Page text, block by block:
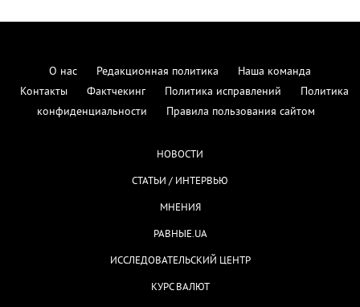
О нас Редакционная политика
Наша команда
Контакты
Фактчекинг Политика исправлений
Политика
конфиденциальности
Правила пользования сайтом
НОВОСТИ
СТАТЬИ / ИНТЕРВЬЮ
МНЕНИЯ
РАВНЫЕ.UA
ИССЛЕДОВАТЕЛЬСКИЙ ЦЕНТР
КУРС ВАЛЮТ